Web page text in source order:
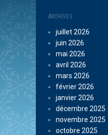
ARCHIVES
juillet 2026
juin 2026
mai 2026
avril 2026
mars 2026
février 2026
janvier 2026
décembre 2025
novembre 2025
octobre 2025